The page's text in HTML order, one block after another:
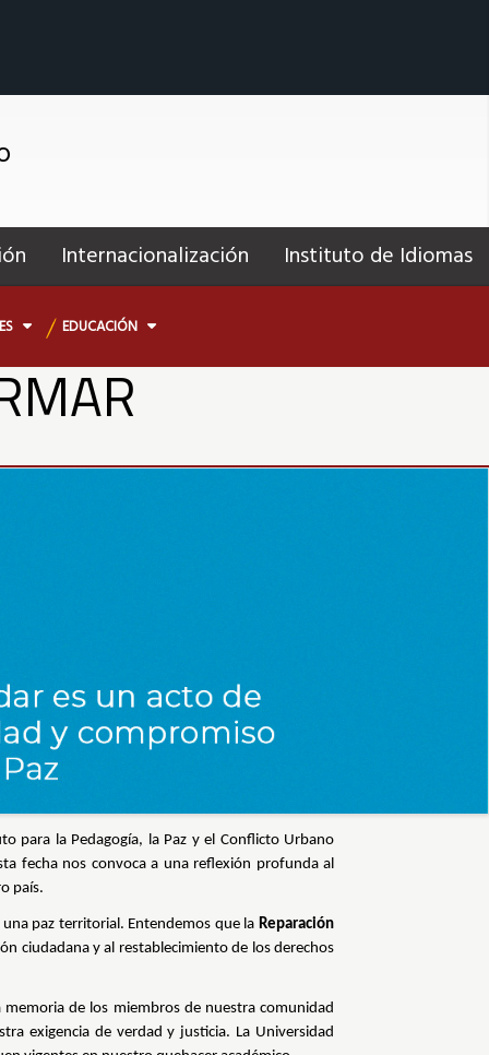
Internacionalización Instituto de Idiomas
EDUCACIÓN
para la Pedagogía, la Paz y el Conflicto Urbano
fecha nos convoca a una reflexión profunda al
país.
paz territorial. Entendemos que la Reparación
ciudadana y al restablecimiento de los derechos
de los miembros de nuestra comunidad
exigencia de verdad y justicia. La Universidad